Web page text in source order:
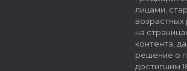
лицами,
возрастных
на
контента,
решение о
достигшим